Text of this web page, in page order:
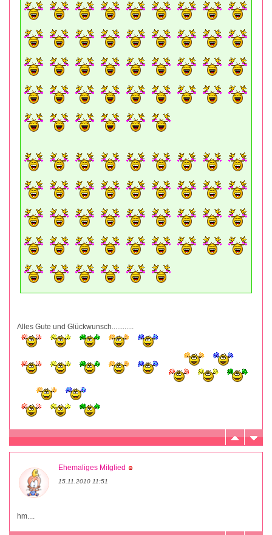
Alles Gute und Glückwunsch............
Ehemaliges Mitglied
15.11.2010 11:51
hm....